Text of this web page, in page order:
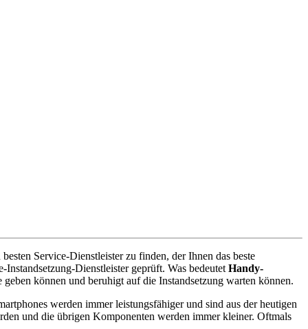
Service-Dienstleister zu finden, der Ihnen das beste
Dienstleister geprüft. Was bedeutet Handy-
können und beruhigt auf die Instandsetzung warten können.
werden immer leistungsfähiger und sind aus der heutigen
und die übrigen Komponenten werden immer kleiner. Oftmals